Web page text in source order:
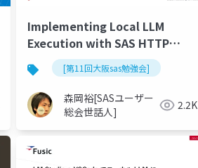
Implementing Local LLM
Execution with SAS HTTP
Procedure in VS Code
[第11回大阪sas勉強会]
森岡裕[SASユーザー
総会世話人]
2.2K